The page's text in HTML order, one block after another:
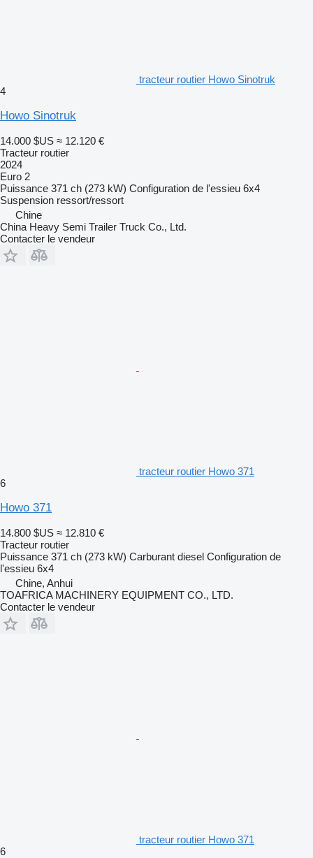
tracteur routier Howo Sinotruk
4
Howo Sinotruk
14.000 $US ≈ 12.120 €
Tracteur routier
2024
Euro 2
Puissance 371 ch (273 kW) Configuration de l'essieu 6x4
Suspension ressort/ressort
Chine
China Heavy Semi Trailer Truck Co., Ltd.
Contacter le vendeur
tracteur routier Howo 371
6
Howo 371
14.800 $US ≈ 12.810 €
Tracteur routier
Puissance 371 ch (273 kW) Carburant diesel Configuration de
l'essieu 6x4
Chine, Anhui
TOAFRICA MACHINERY EQUIPMENT CO., LTD.
Contacter le vendeur
tracteur routier Howo 371
6